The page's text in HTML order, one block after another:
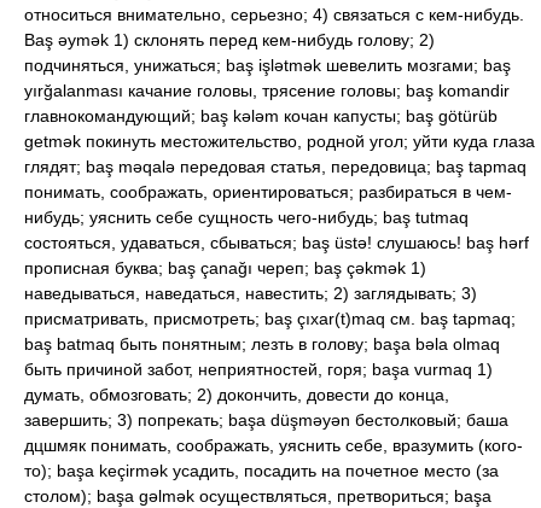
относиться внимательно, серьезно; 4) связаться с кем-нибудь.
Baş əymək 1) склонять перед кем-нибудь голову; 2)
подчиняться, унижаться; baş işlətmək шевелить мозгами; baş
yırğalanması качание головы, трясение головы; baş komandir
главнокомандующий; baş kələm кочан капусты; baş götürüb
getmək покинуть местожительство, родной угол; уйти куда глаза
глядят; baş məqalə передовая статья, передовица; baş tapmaq
понимать, соображать, ориентироваться; разбираться в чем-
нибудь; уяснить себе сущность чего-нибудь; baş tutmaq
состояться, удаваться, сбываться; baş üstə! слушаюсь! baş hərf
прописная буква; baş çanağı череп; baş çəkmək 1)
наведываться, наведаться, навестить; 2) заглядывать; 3)
присматривать, присмотреть; baş çıxar(t)maq см. baş tapmaq;
baş batmaq быть понятным; лезть в голову; başa bəla olmaq
быть причиной забот, неприятностей, горя; başa vurmaq 1)
думать, обмозговать; 2) докончить, довести до конца,
завершить; 3) попрекать; başa düşməyən бестолковый; баша
дцшмяк понимать, соображать, уяснить себе, вразумить (кого-
то); başa keçirmək усадить, посадить на почетное место (за
столом); başa gəlmək осуществляться, претвориться; başa